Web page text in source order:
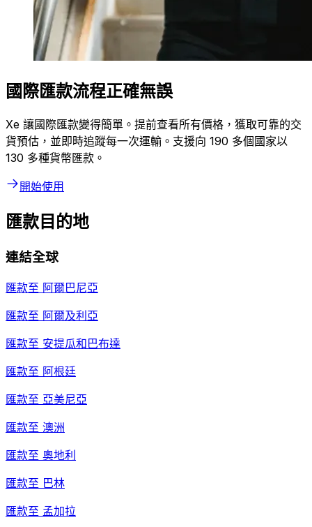
國際匯款流程正確無誤
Xe 讓國際匯款變得簡單。提前查看所有價格，獲取可靠的交
貨預估，並即時追蹤每一次運輸。支援向 190 多個國家以
130 多種貨幣匯款。
開始使用
匯款目的地
連結全球
匯款至 阿爾巴尼亞
匯款至 阿爾及利亞
匯款至 安提瓜和巴布達
匯款至 阿根廷
匯款至 亞美尼亞
匯款至 澳洲
匯款至 奧地利
匯款至 巴林
匯款至 孟加拉